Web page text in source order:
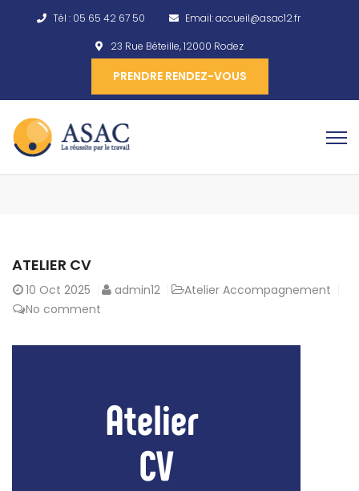
Tél : 05 65 42 67 50 Email:accueil@asac12.fr
23 Rue Béteille, 12000 Rodez
PRENDRE RENDEZ-VOUS
ATELIER CV
10 Oct 2025 admin12
Atelier Accompagnement
No comment